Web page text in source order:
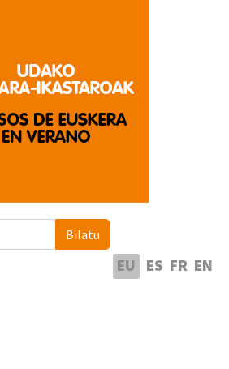
Bilatu
EU ES FR EN